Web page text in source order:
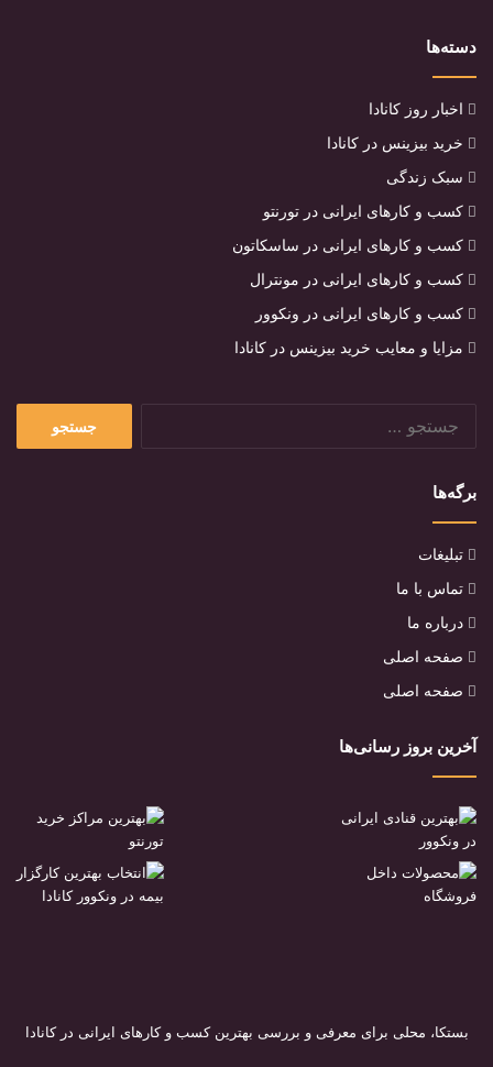
دسته‌ها
اخبار روز کانادا
خرید بیزینس در کانادا
سبک زندگی
کسب و کارهای ایرانی در تورنتو
کسب و کارهای ایرانی در ساسکاتون
کسب و کارهای ایرانی در مونترال
کسب و کارهای ایرانی در ونکوور
مزایا و معایب خرید بیزینس در کانادا
برگه‌ها
تبلیغات
تماس با ما
درباره ما
صفحه اصلی
صفحه اصلی
آخرین بروز رسانی‌ها
بستکا، محلی برای معرفی و بررسی بهترین کسب و کارهای ایرانی در کانادا